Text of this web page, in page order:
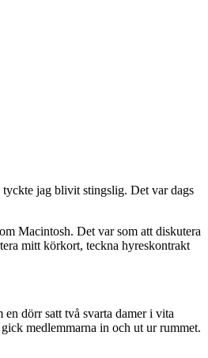
jag blivit stingslig. Det var dags
Macintosh. Det var som att diskutera
mitt körkort, teckna hyreskontrakt
dörr satt två svarta damer i vita
medlemmarna in och ut ur rummet.